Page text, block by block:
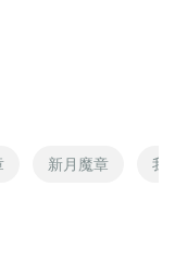
新月魔章 我